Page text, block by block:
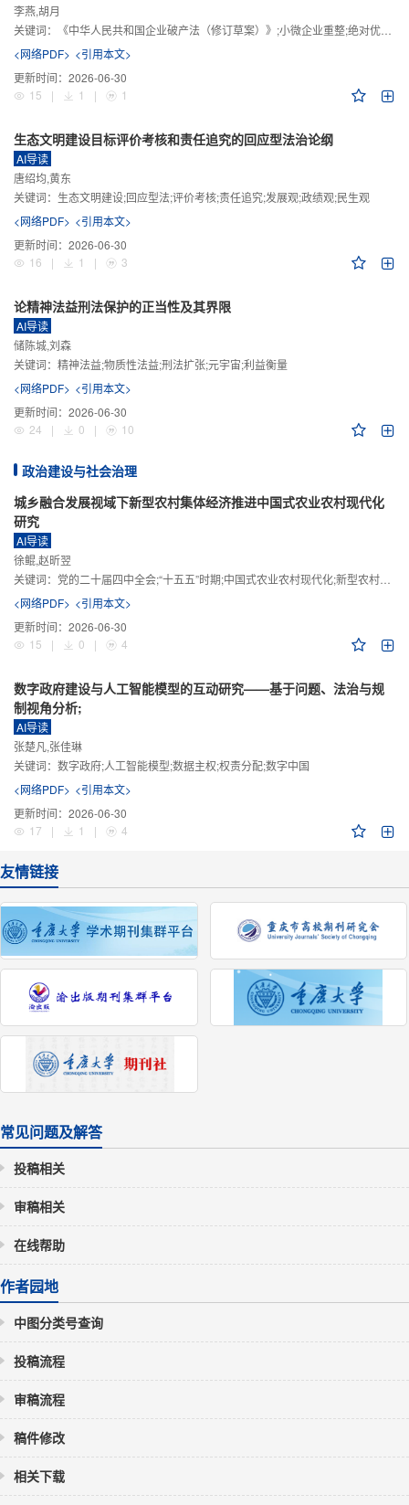
李燕,胡月
关键词：
《中华人民共和国企业破产法（修订草案）》;小微企业重整;绝对优先原则;股东权益保留;预期可支配收入标准
<网络PDF> <引用本文>
更新时间： 2026-06-30
15
| 1 | 1
生态文明建设目标评价考核和责任追究的回应型法治论纲
AI导读
唐绍均,黄东
关键词： 生态文明建设;回应型法;评价考核;责任追究;发展观;政绩观;民生观
<网络PDF> <引用本文>
更新时间： 2026-06-30
16
| 1 | 3
论精神法益刑法保护的正当性及其界限
AI导读
储陈城,刘森
关键词： 精神法益;物质性法益;刑法扩张;元宇宙;利益衡量
<网络PDF> <引用本文>
更新时间： 2026-06-30
24
| 0 | 10
政治建设与社会治理
城乡融合发展视域下新型农村集体经济推进中国式农业农村现代化
研究
AI导读
徐鲲,赵昕翌
关键词： 党的二十届四中全会;“十五五”时期;中国式农业农村现代化;新型农村集体经济;城乡融合发展;新质生产力
<网络PDF> <引用本文>
更新时间： 2026-06-30
15
| 0 | 4
数字政府建设与人工智能模型的互动研究——基于问题、法治与规
制视角分析;
AI导读
张楚凡,张佳琳
关键词： 数字政府;人工智能模型;数据主权;权责分配;数字中国
<网络PDF> <引用本文>
更新时间： 2026-06-30
17
| 1 | 4
友情链接
常见问题及解答
投稿相关
审稿相关
在线帮助
作者园地
中图分类号查询
投稿流程
审稿流程
稿件修改
相关下载